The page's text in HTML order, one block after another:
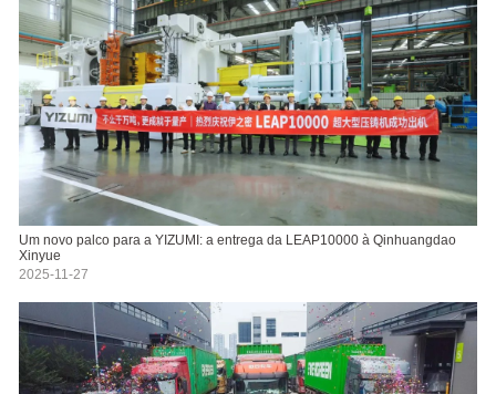
Um novo palco para a YIZUMI: a entrega da LEAP10000 à Qinhuangdao
Xinyue
2025-11-27